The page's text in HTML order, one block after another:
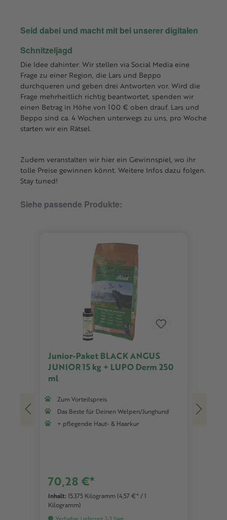
Seid dabei und macht mit bei unserer digitalen
Schnitzeljagd
Die Idee dahinter: Wir stellen via Social Media eine
Frage zu einer Region, die Lars und Beppo
durchqueren und geben drei Antworten vor. Wird die
Frage mehrheitlich richtig beantwortet, spenden wir
einen Betrag in Höhe von 100 € oben drauf. Lars und
Beppo sind ca. 4 Wochen unterwegs zu uns, pro Woche
starten wir ein Rätsel.
Zudem veranstalten wir hier ein Gewinnspiel, wo ihr
tolle Preise gewinnen könnt. Weitere Infos dazu folgen.
Stay tuned!
Siehe passende Produkte:
Junior-Paket BLACK ANGUS
JUNIOR 15 kg + LUPO Derm 250
ml
Zum Vorteilspreis
Das Beste für Deinen Welpen/Junghund
+ pflegende Haut- & Haarkur
70,28 €*
Inhalt: 15.375 Kilogramm (4,57 €* / 1
Kilogramm)
Verfügbar, Lieferzeit 2-3 Tage